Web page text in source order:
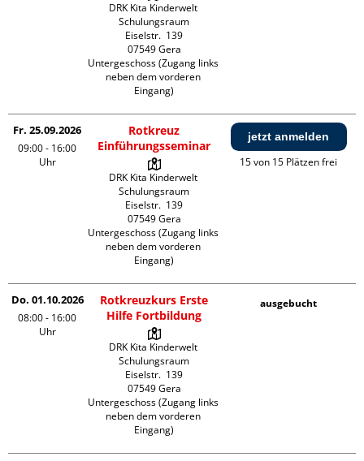
DRK Kita Kinderwelt
Schulungsraum
Eiselstr.  139
07549 Gera
Untergeschoss (Zugang links
neben dem vorderen
Eingang)
Fr. 25.09.2026
09:00 - 16:00
Uhr
Rotkreuz
Einführungsseminar
DRK Kita Kinderwelt
Schulungsraum
Eiselstr.  139
07549 Gera
Untergeschoss (Zugang links
neben dem vorderen
Eingang)
jetzt anmelden
15 von 15 Plätzen frei
Do. 01.10.2026
08:00 - 16:00
Uhr
Rotkreuzkurs Erste
Hilfe Fortbildung
DRK Kita Kinderwelt
Schulungsraum
Eiselstr.  139
07549 Gera
Untergeschoss (Zugang links
neben dem vorderen
Eingang)
ausgebucht